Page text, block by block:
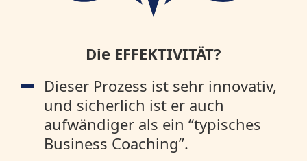
Die EFFEKTIVITÄT?
Dieser Prozess ist sehr innovativ,
und sicherlich ist er auch
aufwändiger als ein “typisches
Business Coaching”.